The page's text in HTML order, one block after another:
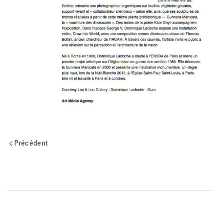
Précédent